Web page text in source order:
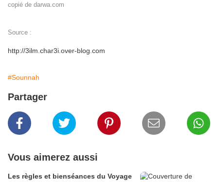
copié de darwa.com
Source :
http://3ilm.char3i.over-blog.com
#Sounnah
Partager
Vous aimerez aussi
Les règles et bienséances du Voyage